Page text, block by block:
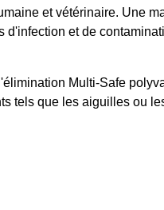
et vétérinaire. Une
et de
Multi-Safe
tels que les aiguilles ou